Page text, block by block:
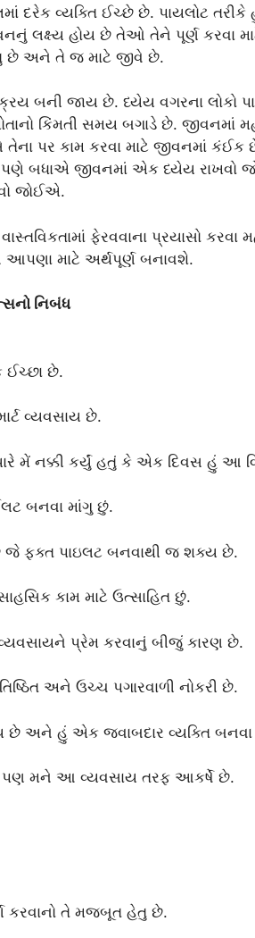
દરેક વ્યક્તિ ઈચ્છે છે. પાયલોટ
લક્ષ્ય હોય છે તેઓ તેને પૂર્ણ કરવા
છે અને તે જ માટે જીવે છે.
બની જાય છે. ધ્યેય વગરના લોકો
કિંમતી સમય બગાડે છે. જીવનમાં
તેના પર કામ કરવા માટે જીવનમાં
બધાએ જીવનમાં એક ધ્યેય
જોઈએ.
ફેરવવાના પ્રયાસો કરવા
માટે અર્થપૂર્ણ બનાવશે.
નિબંધ
ઈચ્છા છે.
વ્યવસાય છે.
મેં નક્કી કર્યું હતું કે એક દિવસ હું આ
બનવા માંગુ છું.
જે ફક્ત પાઇલટ બનવાથી જ શક્ય છે.
કામ માટે ઉત્સાહિત છું.
પ્રેમ કરવાનું બીજું કારણ છે.
અને ઉચ્ચ પગારવાળી નોકરી છે.
છે અને હું એક જવાબદાર વ્યક્તિ બનવા
પણ મને આ વ્યવસાય તરફ આકર્ષે છે.
તે મજબૂત હેતુ છે.